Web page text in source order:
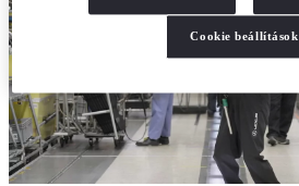
Cookie beállítások